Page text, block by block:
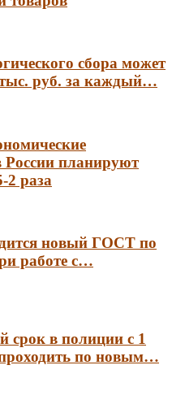
сбора может
тыс. руб. за каждый…
России планируют
2 раза
новый ГОСТ по
работе с…
срок в полиции с 1
по новым…